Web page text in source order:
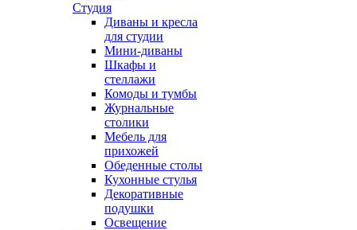
Студия
Диваны и кресла
для студии
Мини-диваны
Шкафы и
стеллажи
Комоды и тумбы
Журнальные
столики
Мебель для
прихожей
Обеденные столы
Кухонные стулья
Декоративные
подушки
Освещение